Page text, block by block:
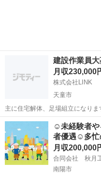
建設作業員大
月収230,000
株式会社LINK
天童市
主に住宅解体、足場組立になり
ます。 社会保険完備‼️ 休みは日
ます。 給料形態は日給月給です。 多忙のため作業員大募集‼️ 体を動
すことが好きな方、力...
山形 天童市 鳶職 社
☺︎未経験者
者優遇☺︎多
月収200,000
合同会社 秋月
南陽市